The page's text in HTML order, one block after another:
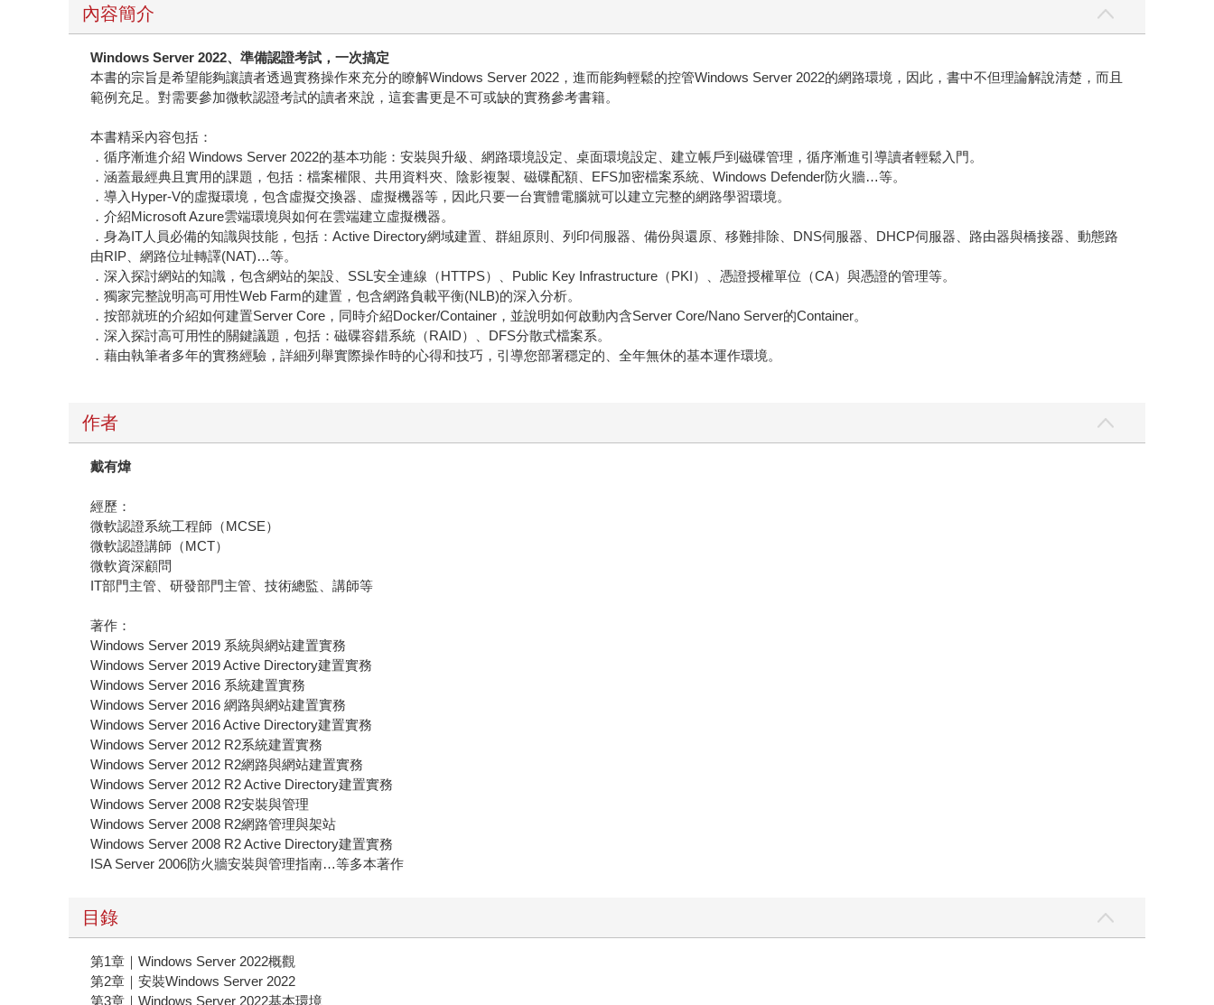
內容簡介
Windows Server 2022、準備認證考試，一次搞定
本書的宗旨是希望能夠讓讀者透過實務操作來充分的瞭解Windows Server 2022，進而能夠輕鬆的控管Windows Server 2022的網路環境，因此，書中不但理論解說清楚，而且
範例充足。對需要參加微軟認證考試的讀者來說，這套書更是不可或缺的實務參考書籍。
本書精采內容包括：
．循序漸進介紹 Windows Server 2022的基本功能：安裝與升級、網路環境設定、桌面環境設定、建立帳戶到磁碟管理，循序漸進引導讀者輕鬆入門。
．涵蓋最經典且實用的課題，包括：檔案權限、共用資料夾、陰影複製、磁碟配額、EFS加密檔案系統、Windows Defender防火牆…等。
．導入Hyper-V的虛擬環境，包含虛擬交換器、虛擬機器等，因此只要一台實體電腦就可以建立完整的網路學習環境。
．介紹Microsoft Azure雲端環境與如何在雲端建立虛擬機器。
．身為IT人員必備的知識與技能，包括：Active Directory網域建置、群組原則、列印伺服器、備份與還原、移難排除、DNS伺服器、DHCP伺服器、路由器與橋接器、動態路
由RIP、網路位址轉譯(NAT)…等。
．深入探討網站的知識，包含網站的架設、SSL安全連線（HTTPS）、Public Key Infrastructure（PKI）、憑證授權單位（CA）與憑證的管理等。
．獨家完整說明高可用性Web Farm的建置，包含網路負載平衡(NLB)的深入分析。
．按部就班的介紹如何建置Server Core，同時介紹Docker/Container，並說明如何啟動內含Server Core/Nano Server的Container。
．深入探討高可用性的關鍵議題，包括：磁碟容錯系統（RAID）、DFS分散式檔案系。
．藉由執筆者多年的實務經驗，詳細列舉實際操作時的心得和技巧，引導您部署穩定的、全年無休的基本運作環境。
作者
戴有煒
經歷：
微軟認證系統工程師（MCSE）
微軟認證講師（MCT）
微軟資深顧問
IT部門主管、研發部門主管、技術總監、講師等
著作：
Windows Server 2019 系統與網站建置實務
Windows Server 2019 Active Directory建置實務
Windows Server 2016 系統建置實務
Windows Server 2016 網路與網站建置實務
Windows Server 2016 Active Directory建置實務
Windows Server 2012 R2系統建置實務
Windows Server 2012 R2網路與網站建置實務
Windows Server 2012 R2 Active Directory建置實務
Windows Server 2008 R2安裝與管理
Windows Server 2008 R2網路管理與架站
Windows Server 2008 R2 Active Directory建置實務
ISA Server 2006防火牆安裝與管理指南…等多本著作
目錄
第1章｜Windows Server 2022概觀
第2章｜安裝Windows Server 2022
第3章｜Windows Server 2022基本環境